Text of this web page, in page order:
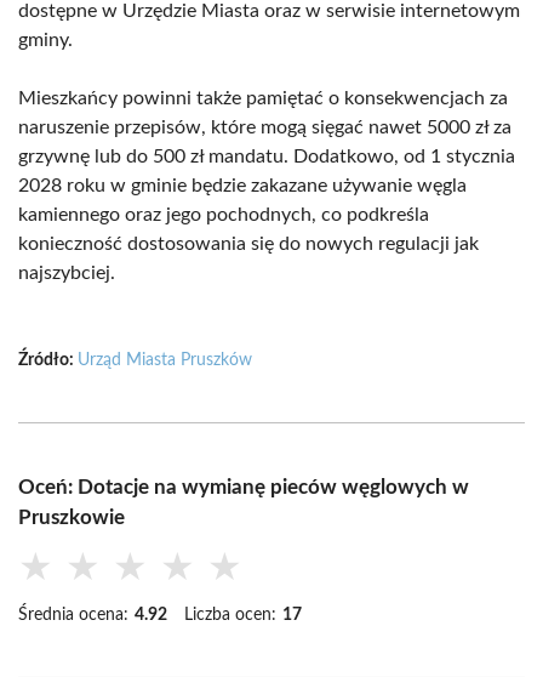
dostępne w Urzędzie Miasta oraz w serwisie internetowym
gminy.
Mieszkańcy powinni także pamiętać o konsekwencjach za
naruszenie przepisów, które mogą sięgać nawet 5000 zł za
grzywnę lub do 500 zł mandatu. Dodatkowo, od 1 stycznia
2028 roku w gminie będzie zakazane używanie węgla
kamiennego oraz jego pochodnych, co podkreśla
konieczność dostosowania się do nowych regulacji jak
najszybciej.
Źródło: Urząd Miasta Pruszków
Oceń: Dotacje na wymianę pieców węglowych w
Pruszkowie
★ ★ ★ ★ ★
Średnia ocena: 4.92 Liczba ocen: 17